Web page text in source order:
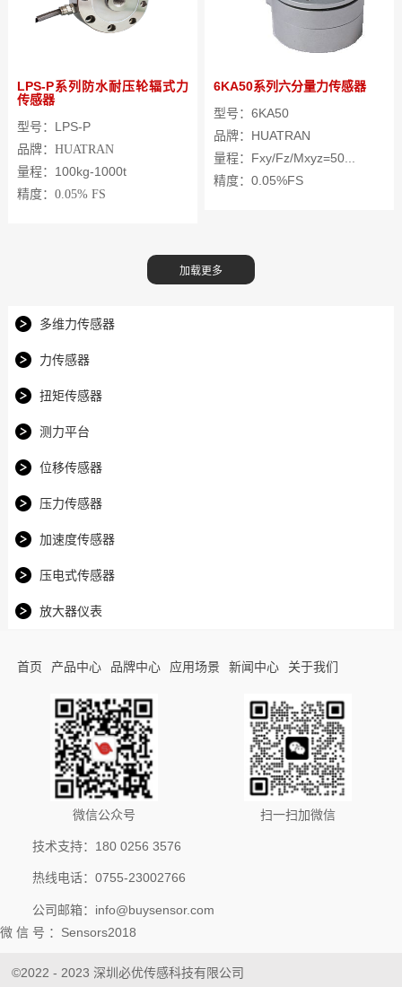
LPS-P系列防水耐压轮辐式力
传感器
型号：LPS-P
品牌： HUATRAN
量程：100kg-1000t
精度： 0.05% FS
6KA50系列六分量力传感器
型号：6KA50
品牌：HUATRAN
量程：Fxy/Fz/Mxyz=50...
精度：0.05%FS
多维力传感器
力传感器
扭矩传感器
测力平台
位移传感器
压力传感器
加速度传感器
压电式传感器
放大器仪表
首页 产品中心 品牌中心 应用场景 新闻中心 关于我们
微信公众号 扫一扫加微信
技术支持：180 0256 3576
热线电话：0755-23002766
公司邮箱：info@buysensor.com
微 信 号 ：Sensors2018
©2022 - 2023 深圳必优传感科技有限公司